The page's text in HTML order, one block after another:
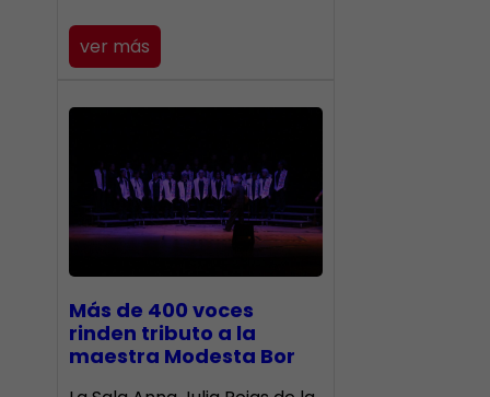
ver más
Más de 400 voces
rinden tributo a la
maestra Modesta Bor